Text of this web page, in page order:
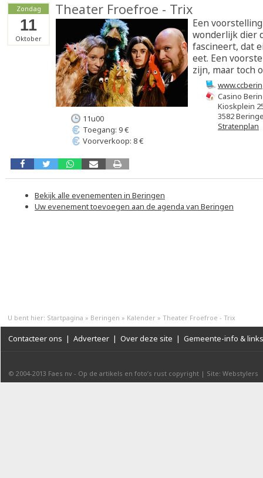
Zondag
11
Oktober
Theater Froefroe - Trix
Een
wonderlijk dier
fascineert, dat
eet. Een
zijn, maar toch
Casino
Kioskplein
3582
Stratenplan
11u00
Toegang: 9 €
Voorverkoop: 8 €
Bekijk alle evenementen in Beringen
Uw evenement toevoegen aan de agenda van Beringen
U bent hier: Startpagina » Beringen » Kalender » Theater Froefroe - Trix
Contacteer ons | Adverteer | Over deze site | Gemeente-info & links
© 2004-2013 Faes nv - Op de artikels en foto’s rust copyright | Site: Webstylers